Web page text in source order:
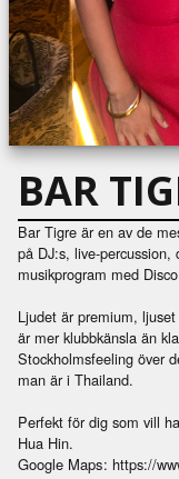
BAR
Bar Tigre är en av de
på DJ:s, live-
musikprogram med
Ljudet är premium,
är mer klubbkänsla än
Stockholmsfeeling över
man är i Thailand.
Perfekt för dig som vill
Hua Hin.
Google Maps: https://